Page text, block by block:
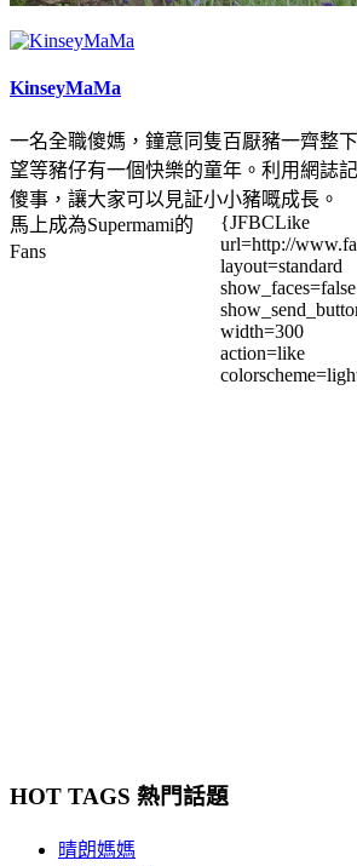
KinseyMaMa
一名全職傻媽，鐘意同隻百厭豬一齊整
望等豬仔有一個快樂的童年。利用網誌
傻事，讓大家可以見証小小豬嘅成長。
馬上成為Supermami的
Fans
{JFBCLike
url=http://
layout=standard
show_faces=false
width=300
action=like
HOT TAGS 熱門話題
晴朗媽媽